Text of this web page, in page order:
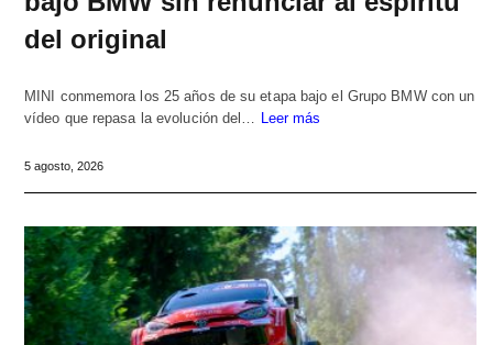
del original
MINI conmemora los 25 años de su etapa bajo el Grupo BMW con un
vídeo que repasa la evolución del… Leer más
5 agosto, 2026